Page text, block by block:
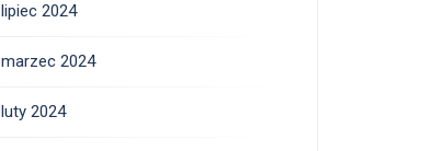
lipiec 2024
marzec 2024
luty 2024